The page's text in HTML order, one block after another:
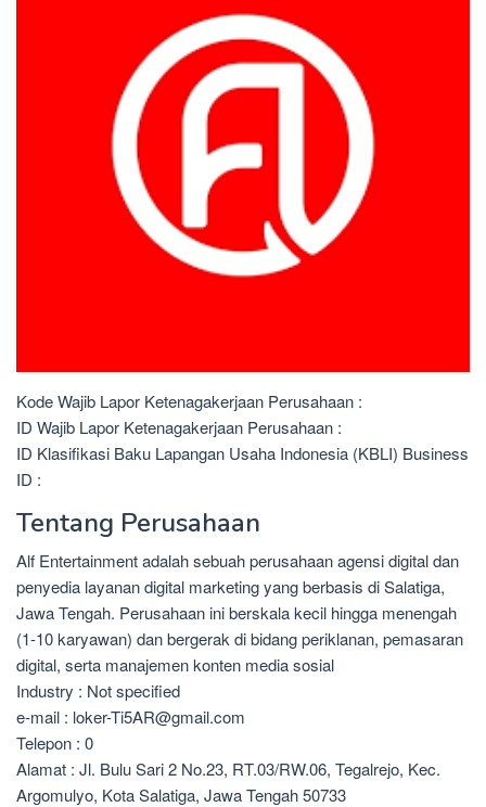
Kode Wajib Lapor Ketenagakerjaan Perusahaan :
ID Wajib Lapor Ketenagakerjaan Perusahaan :
ID Klasifikasi Baku Lapangan Usaha Indonesia (KBLI) Business
ID :
Tentang Perusahaan
Alf Entertainment adalah sebuah perusahaan agensi digital dan
penyedia layanan digital marketing yang berbasis di Salatiga,
Jawa Tengah. Perusahaan ini berskala kecil hingga menengah
(1-10 karyawan) dan bergerak di bidang periklanan, pemasaran
digital, serta manajemen konten media sosial
Industry : Not specified
e-mail : loker-Ti5AR@gmail.com
Telepon : 0
Alamat : Jl. Bulu Sari 2 No.23, RT.03/RW.06, Tegalrejo, Kec.
Argomulyo, Kota Salatiga, Jawa Tengah 50733